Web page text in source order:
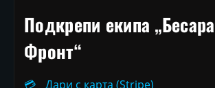
Подкрепи екипа
Фронт“
💳
Дари с карта (Stripe)